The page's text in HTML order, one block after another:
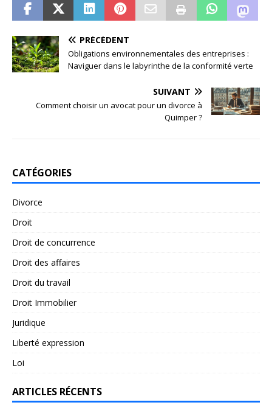
PRÉCÉDENT
Obligations environnementales des entreprises :
Naviguer dans le labyrinthe de la conformité verte
SUIVANT
Comment choisir un avocat pour un divorce à
Quimper ?
CATÉGORIES
Divorce
Droit
Droit de concurrence
Droit des affaires
Droit du travail
Droit Immobilier
Juridique
Liberté expression
Loi
ARTICLES RÉCENTS